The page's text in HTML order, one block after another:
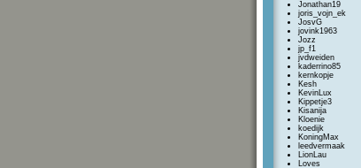
Jonathan19
joris_vojn_ek
JosvG
jovink1963
Jozz
jp_f1
jvdweiden
kaderrino85
kernkopje
Kesh
KevinLux
Kippetje3
Kisanija
Kloenie
koedijk
KoningMax
leedvermaak
LionLau
Loves